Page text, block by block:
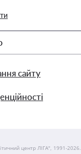
сайту
центр ЛІГА", 1991-2026.